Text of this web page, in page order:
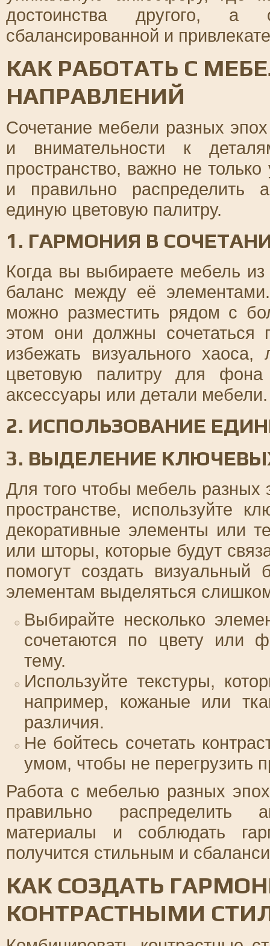
достоинства другого, а
сбалансированной и
КАК РАБОТАТЬ С
НАПРАВЛЕНИЙ
Сочетание мебели разных
и внимательности к
пространство, важно не
и правильно распределить
единую цветовую палитру.
1. ГАРМОНИЯ В
Когда вы выбираете мебель
баланс между её
можно разместить рядом с
этом они должны
избежать визуального
цветовую палитру для
аксессуары или детали мебели.
2. ИСПОЛЬЗОВАНИЕ
3. ВЫДЕЛЕНИЕ
Для того чтобы мебель
пространстве, используйте
декоративные элементы или
или шторы, которые будут
помогут создать
элементам выделяться
Выбирайте несколько
сочетаются по цвету или
тему.
Используйте текстуры,
например, кожаные или
различия.
Не бойтесь сочетать
умом, чтобы не перегрузить
Работа с мебелью разных
правильно распределить
материалы и соблюдать
получится стильным и
КАК СОЗДАТЬ
КОНТРАСТНЫМИ